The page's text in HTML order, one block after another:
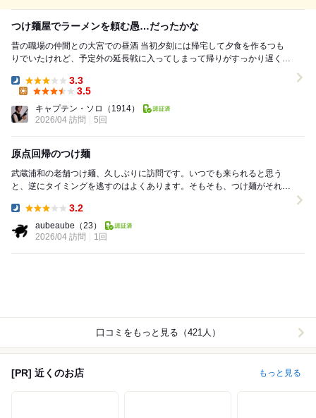
つけ麺屋でラーメンを頼む愚…だったかな
昔の職場の仲間との大宮での昼酒 当初夕刻には帰宅して夕食を作るつも
りでいたけれど、予定外の延長戦に入ってしまって帰りがすっかり遅くな
Dinner:
3.3
3.5
キャプテン・ソロ
（1914）
2026/04 訪問
5回
原点回帰のつけ麺
武蔵浦和の老舗つけ麺、久しぶりに訪問です。いつでも来られると思う
と、逆にタイミングを逃すのはよくあります。そもそも、つけ麺がそれほ
3.2
aubeaube （23）
2026/04 訪問
1回
口コミをもっと見る（421人）
[PR] 近くのお店 もっと見る